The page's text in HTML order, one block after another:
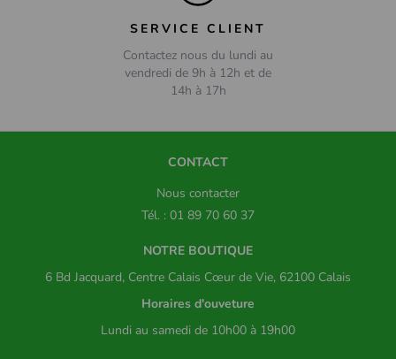
SERVICE CLIENT
Contactez nous du lundi au
vendredi de 9h à 12h et de
14h à 17h
CONTACT
Nous contacter
Tél. : 01 89 70 60 37
NOTRE BOUTIQUE
6 Bd Jacquard, Centre Calais Cœur de Vie, 62100 Calais
Horaires d'ouveture
Lundi au samedi de 10h00 à 19h00